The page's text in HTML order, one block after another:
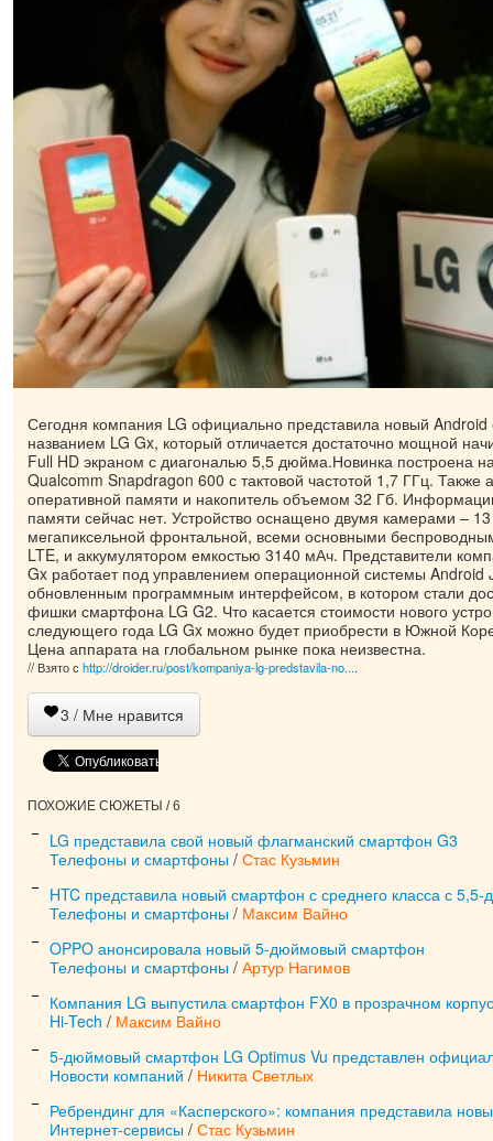
Сегодня компания LG официально представила новый
названием LG Gx, который отличается достаточно мощной
Full HD экраном с диагональю 5,5 дюйма.Новинка построена
Qualcomm Snapdragon 600 с тактовой частотой 1,7 ГГц. Также
оперативной памяти и накопитель объемом 32 Гб.
памяти сейчас нет. Устройство оснащено двумя камерами –
мегапиксельной фронтальной, всеми основными
LTE, и аккумулятором емкостью 3140 мАч. Представители
Gx работает под управлением операционной системы Android
обновленным программным интерфейсом, в котором стали
фишки смартфона LG G2. Что касается стоимости нового
следующего года LG Gx можно будет приобрести в Южной
Цена аппарата на глобальном рынке пока неизвестна.
// Взято с http://droider.ru/post/kompaniya-lg-predstavila-no....
3 / Мне нравится
ПОХОЖИЕ СЮЖЕТЫ / 6
LG представила свой новый флагманский смартфон G3
Телефоны и смартфоны / Стас Кузьмин
HTC представила новый смартфон с среднего класса с
Телефоны и смартфоны / Максим Вайно
OPPO анонсировала новый 5-дюймовый смартфон
Телефоны и смартфоны / Артур Нагимов
Компания LG выпустила смартфон FX0 в прозрачном
Hi-Tech / Максим Вайно
5-дюймовый смартфон LG Optimus Vu представлен
Новости компаний / Никита Светлых
Ребрендинг для «Касперского»: компания представила
Интернет-сервисы / Стас Кузьмин